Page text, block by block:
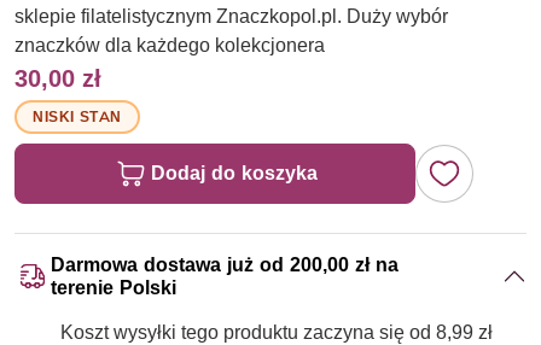
sklepie filatelistycznym Znaczkopol.pl. Duży wybór
znaczków dla każdego kolekcjonera
30,00 zł
NISKI STAN
Dodaj do koszyka
Darmowa dostawa już od 200,00 zł na
terenie Polski
Koszt wysyłki tego produktu zaczyna się od 8,99 zł